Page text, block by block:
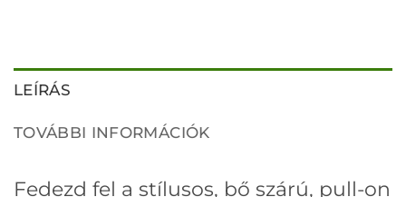
LEÍRÁS
TOVÁBBI INFORMÁCIÓK
Fedezd fel a stílusos, bő szárú, pull-on